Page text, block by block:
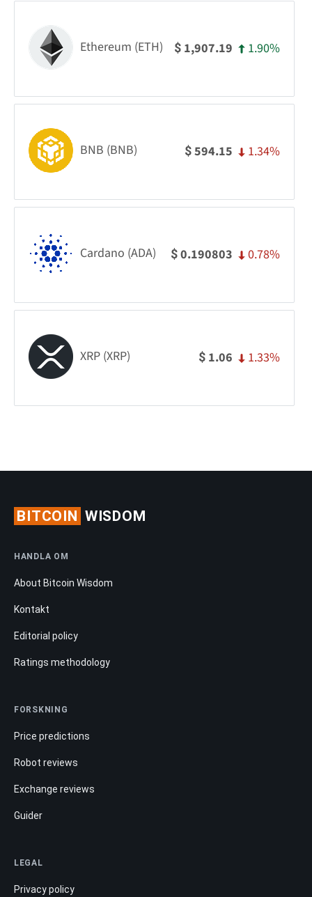
Ethereum (ETH) $ 1,907.19 1.90%
BNB (BNB) $594.15 1.34%
Cardano (ADA) $0.190803 0.78%
XRP (XRP) $ 1.06 1.33%
BITCOIN WISDOM
HANDLA OM
About Bitcoin Wisdom
Kontakt
Editorial policy
Ratings methodology
FORSKNING
Price predictions
Robot reviews
Exchange reviews
Guider
LEGAL
Privacy policy